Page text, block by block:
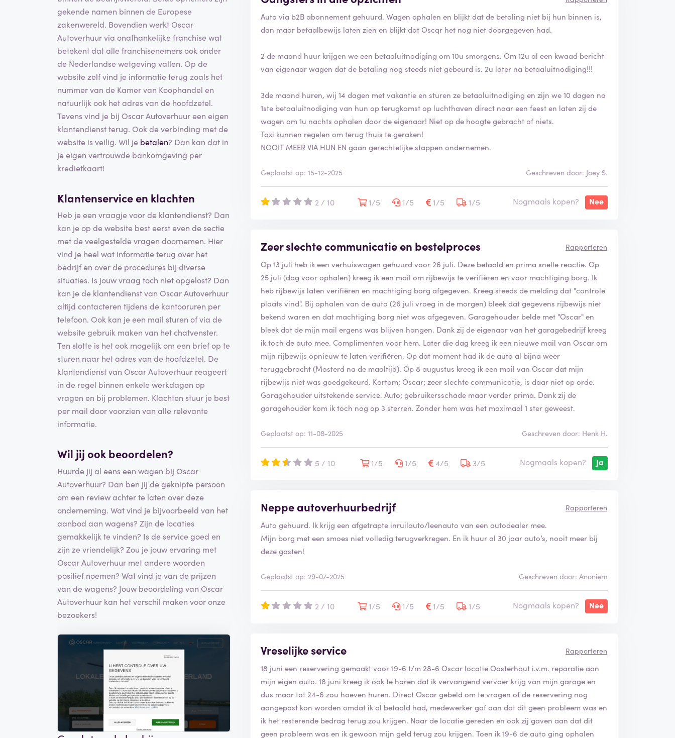
gekende namen binnen de Europese
zakenwereld. Bovendien werkt Oscar
Autoverhuur via onafhankelijke franchise wat
betekent dat alle franchisenemers ook onder
de Nederlandse wetgeving vallen. Op de
website zelf vind je informatie terug zoals het
nummer van de Kamer van Koophandel en
natuurlijk ook het adres van de hoofdzetel.
Tevens vind je bij Oscar Autoverhuur een eigen
klantendienst terug. Ook de verbinding met de
website is veilig. Wil je betalen? Dan kan dat in
je eigen vertrouwde bankomgeving per
kredietkaart!
Klantenservice en klachten
Heb je een vraagje voor de klantendienst? Dan
kan je op de website best eerst even de sectie
met de veelgestelde vragen doornemen. Hier
vind je heel wat informatie terug over het
bedrijf en over de procedures bij diverse
situaties. Is jouw vraag toch niet opgelost? Dan
kan je de klantendienst van Oscar Autoverhuur
altijd contacteren tijdens de kantooruren per
telefoon. Ook kan je een mail sturen of via de
website gebruik maken van het chatvenster.
Ten slotte is het ook mogelijk om een brief op te
sturen naar het adres van de hoofdzetel. De
klantendienst van Oscar Autoverhuur reageert
in de regel binnen enkele werkdagen op
vragen en bij problemen. Klachten stuur je best
per mail door voorzien van alle relevante
informatie.
Wil jij ook beoordelen?
Huurde jij al eens een wagen bij Oscar
Autoverhuur? Dan ben jij de geknipte persoon
om een review achter te laten over deze
onderneming. Wat vind je bijvoorbeeld van het
aanbod aan wagens? Zijn de locaties
gemakkelijk te vinden? Is de service goed en
zijn ze vriendelijk? Zou je jouw ervaring met
Oscar Autoverhuur met andere woorden
positief noemen? Wat vind je van de prijzen
van de wagens? Jouw beoordeling van Oscar
Autoverhuur kan het verschil maken voor onze
bezoekers!
Auto via b2B abonnement gehuurd. Wagen ophalen en blijkt dat de betaling niet bij hun binnen is,
dan maar betaalbewijs laten zien en blijkt dat Oscqr het nog niet doorgegeven had.
2 de maand huur krijgen we een betaaluitnodiging om 10u smorgens. Om 12u al een kwaad bericht
van eigenaar wagen dat de betaling nog steeds niet gebeurd is. 2u later na betaaluitnodiging!!!
3de maand huren, wij 14 dagen met vakantie en sturen ze betaaluitnodiging en zijn we 10 dagen na
1ste betaaluitnodiging van hun op terugkomst op luchthaven direct naar een feest en laten zij de
wagen om 1u nachts ophalen door de eigenaar! Niet op de hoogte gebracht of niets.
Taxi kunnen regelen om terug thuis te geraken!
NOOIT MEER VIA HUN EN gaan gerechtelijke stappen ondernemen.
Geplaatst op: 15-12-2025 Geschreven door: Joey S.
2 / 10 1/5 1/5 1/5 1/5 Nogmaals kopen? Nee
Zeer slechte communicatie en bestelproces Rapporteren
Op 13 juli heb ik een verhuiswagen gehuurd voor 26 juli. Deze betaald en prima snelle reactie. Op
25 juli (dag voor ophalen) kreeg ik een mail om rijbewijs te verifiëren en voor machtiging borg. Ik
heb rijbewijs laten verifiëren en machtiging borg afgegeven. Kreeg steeds de melding dat "controle
plaats vind". Bij ophalen van de auto (26 juli vroeg in de morgen) bleek dat gegevens rijbewijs niet
bekend waren en dat machtiging borg niet was afgegeven. Garagehouder belde met "Oscar" en
bleek dat de mijn mail ergens was blijven hangen. Dank zij de eigenaar van het garagebedrijf kreeg
ik toch de auto mee. Complimenten voor hem. Later die dag kreeg ik een nieuwe mail van Oscar om
mijn rijbewijs opnieuw te laten verifiëren. Op dat moment had ik de auto al bijna weer
teruggebracht (Mosterd na de maaltijd). Op 8 augustus kreeg ik een mail van Oscar dat mijn
rijbewijs niet was goedgekeurd. Kortom; Oscar; zeer slechte communicatie, is daar niet op orde.
Garagehouder uitstekende service. Auto; gebruikersschade maar verder prima. Dank zij de
garagehouder kom ik toch nog op 3 sterren. Zonder hem was het maximaal 1 ster geweest.
Geplaatst op: 11-08-2025 Geschreven door: Henk H.
5 / 10 1/5 1/5 4/5 3/5 Nogmaals kopen? Ja
Neppe autoverhuurbedrijf Rapporteren
Auto gehuurd. Ik krijg een afgetrapte inruilauto/leenauto van een autodealer mee.
Mijn borg met een smoes niet volledig terugverkregen. En ik huur al 30 jaar auto’s, nooit meer bij
deze gasten!
Geplaatst op: 29-07-2025 Geschreven door: Anoniem
2 / 10 1/5 1/5 1/5 1/5 Nogmaals kopen? Nee
Vreselijke service Rapporteren
18 juni een reservering gemaakt voor 19-6 t/m 28-6 Oscar locatie Oosterhout i.v.m. reparatie aan
mijn eigen auto. 18 juni kreeg ik ook te horen dat ik vervangend vervoer krijg van mijn garage en
dus maar tot 24-6 zou hoeven huren. Direct Oscar gebeld om te vragen of de reservering nog
aangepast kon worden omdat ik al betaald had, medewerker gaf aan dat dit geen probleem was en
ik het resterende bedrag terug zou krijgen. Naar de locatie gereden en ook zij gaven aan dat dit
geen probleem was en ik gewoon mijn geld terug zou krijgen. Toen ik 19-6 de auto ging ophalen